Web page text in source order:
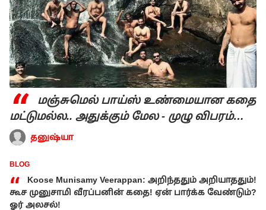
“
மஞ்சுமெல் பாய்ஸ் உண்மையான கதை
மட்டுமல்ல.. அதுக்கும் மேல - முழு விபரம்
உள்ளே!
தனுஷ்யா
BLOG
“
Koose Munisamy Veerappan: அறிந்ததும் அறியாததும்!
கூச முனுசாமி வீரப்பனின் கதை! ஏன் பார்க்க வேண்டும்?
ஓர் அலசல்!